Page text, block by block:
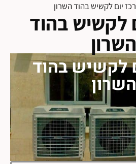
לקשיש בהוד
השרון
לקשיש בהוד
השרון
יום לקשיש בהוד השרון